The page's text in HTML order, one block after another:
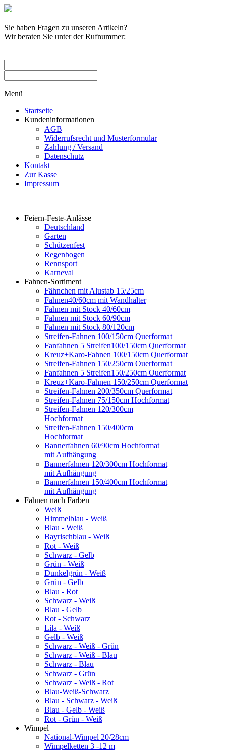
Sie haben Fragen zu unseren Artikeln?
Wir beraten Sie unter der Rufnummer:
Menü
Startseite
Kundeninformationen
AGB
Widerrufsrecht und Musterformular
Zahlung / Versand
Datenschutz
Kontakt
Zur Kasse
Impressum
Feiern-Feste-Anlässe
Deutschland
Garten
Schützenfest
Regenbogen
Rennsport
Karneval
Fahnen-Sortiment
Fähnchen mit Alustab 15/25cm
Fahnen40/60cm mit Wandhalter
Fahnen mit Stock 40/60cm
Fahnen mit Stock 60/90cm
Fahnen mit Stock 80/120cm
Streifen-Fahnen 100/150cm Querformat
Fanfahnen 5 Streifen100/150cm Querformat
Kreuz+Karo-Fahnen 100/150cm Querformat
Streifen-Fahnen 150/250cm Ouerformat
Fanfahnen 5 Streifen150/250cm Ouerformat
Kreuz+Karo-Fahnen 150/250cm Querformat
Streifen-Fahnen 200/350cm Querformat
Streifen-Fahnen 75/150cm Hochformat
Streifen-Fahnen 120/300cm
Hochformat
Streifen-Fahnen 150/400cm
Hochformat
Bannerfahnen 60/90cm Hochformat
mit Aufhängung
Bannerfahnen 120/300cm Hochformat
mit Aufhängung
Bannerfahnen 150/400cm Hochformat
mit Aufhängung
Fahnen nach Farben
Weiß
Himmelblau - Weiß
Blau - Weiß
Bayrischblau - Weiß
Rot - Weiß
Schwarz - Gelb
Grün - Weiß
Dunkelgrün - Weiß
Grün - Gelb
Blau - Rot
Schwarz - Weiß
Blau - Gelb
Rot - Schwarz
Lila - Weiß
Gelb - Weiß
Schwarz - Weiß - Grün
Schwarz - Weiß - Blau
Schwarz - Blau
Schwarz - Grün
Schwarz - Weiß - Rot
Blau-Weiß-Schwarz
Blau - Schwarz - Weiß
Blau - Gelb - Weiß
Rot - Grün - Weiß
Wimpel
National-Wimpel 20/28cm
Wimpelketten 3 -12 m